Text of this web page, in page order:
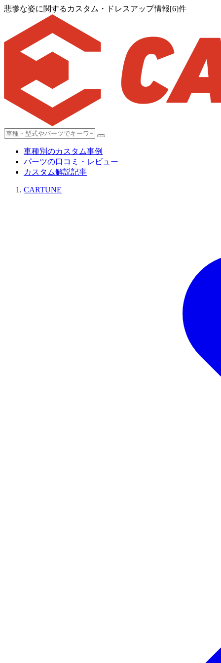
悲惨な姿に関するカスタム・ドレスアップ情報[6]件
車種別のカスタム事例
パーツの口コミ・レビュー
カスタム解説記事
CARTUNE